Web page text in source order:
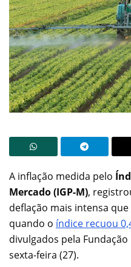
A inflação medida pelo
Mercado (IGP-M),
deflação mais intensa
quando o índice recuou
divulgados pela Fundação
sexta-feira (27).